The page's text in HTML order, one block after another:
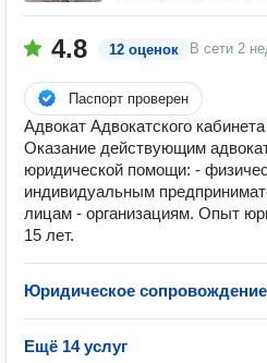
4.8 12 оценок В сети 2
Паспорт проверен
Адвокат Адвокатского
Оказание действующим
юридической помощи: -
индивидуальным
лицам - организациям. Опыт
15 лет.
Юридическое
Ещё 14 услуг